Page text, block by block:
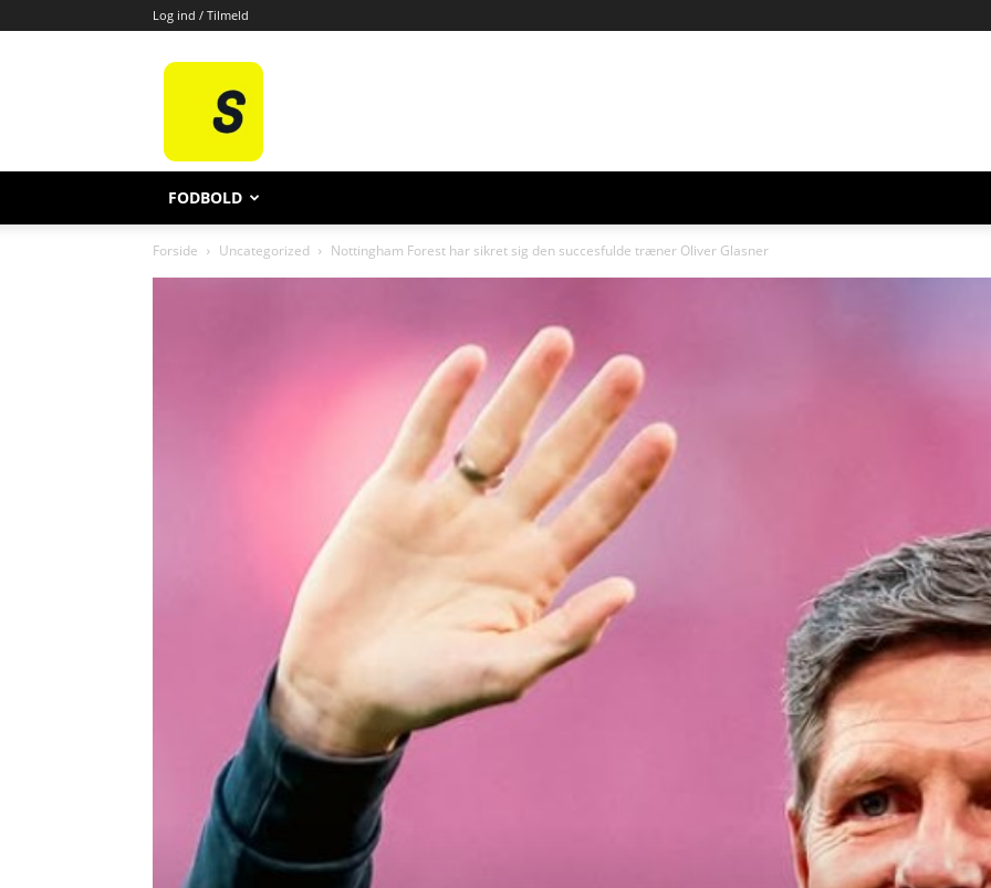
Log ind / Tilmeld
All
FODBOLD
Forside Uncategorized Nottingham Forest har sikret sig den succesfulde træner Oliver Glasner